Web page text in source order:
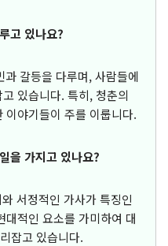
고 있나요?
과 갈등을 다루며, 사람들에
있습니다. 특히, 청춘의
이야기들이 주를 이룹니다.
을 가지고 있나요?
서정적인 가사가 특징인
적인 요소를 가미하여 대
잡고 있습니다.